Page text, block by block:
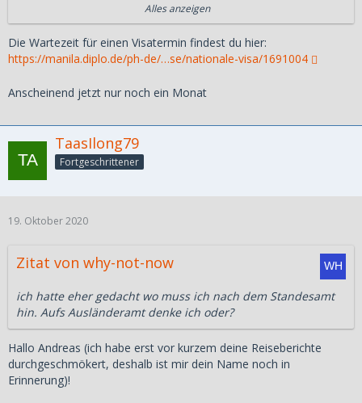
Danke für den Tipp mit derDBM. Das muss ich dann wohl
machen. Finde nur auf der Website keine Zeitenangabe für
den Moment.
Wenn die Bestätigung kommt dass die Papiere zur Prüfung
vorliegen werde ich einen Termin ausmachen.
ich hatte eher gedacht wo muss ich nach dem Standesamt
hin. Aufs Ausländeramt denke ich oder?
Alles anzeigen
Die Wartezeit für einen Visatermin findest du hier:
https://manila.diplo.de/ph-de/…se/nationale-visa/1691004
Anscheinend jetzt nur noch ein Monat
TaasIlong79
Fortgeschrittener
19. Oktober 2020
Zitat von why-not-now
ich hatte eher gedacht wo muss ich nach dem Standesamt
hin. Aufs Ausländeramt denke ich oder?
Hallo Andreas (ich habe erst vor kurzem deine Reiseberichte
durchgeschmökert, deshalb ist mir dein Name noch in
Erinnerung)!